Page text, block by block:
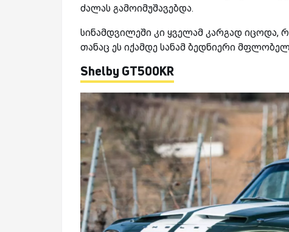
ძალას გამოიმუშავებდა.
სინამდვილეში კი ყველამ კარგად იცოდა,
თანაც ეს იქამდე სანამ ბედნიერი
Shelby GT500KR